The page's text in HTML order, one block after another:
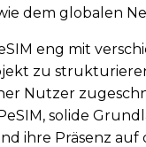
dem globalen
eng mit
zu
Nutzer
solide
ihre Präsenz auf